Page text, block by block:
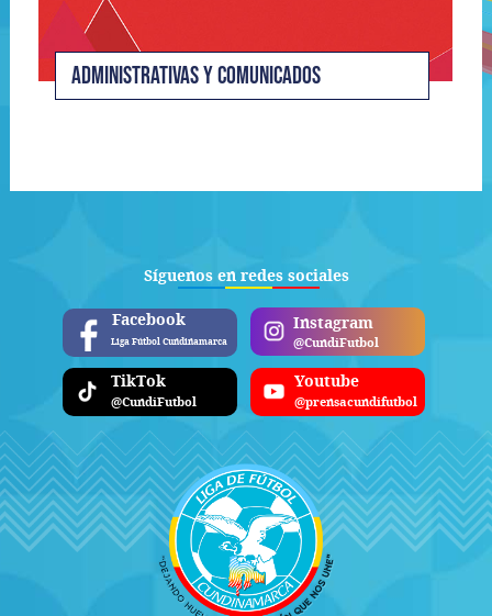
ADMINISTRATIVAS Y COMUNICADOS
Síguenos en redes sociales
Facebook
Liga Fútbol Cundinamarca
Instagram
@CundiFutbol
TikTok
@CundiFutbol
Youtube
@prensacundifutbol